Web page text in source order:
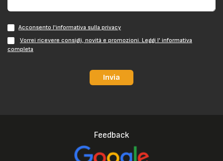
Acconsento l'informativa sulla privacy
Vorrei ricevere consigli, novità e promozioni. Leggi l' informativa
completa
Invia
Feedback